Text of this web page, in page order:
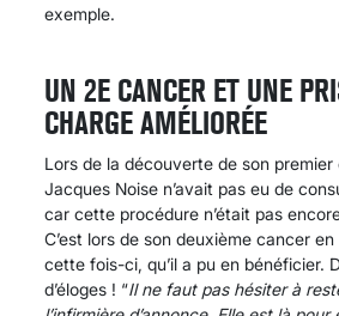
exemple.
UN 2E CANCER ET UNE
CHARGE AMÉLIORÉE
Lors de la découverte de son
Jacques Noise n’avait pas eu de
car cette procédure n’était pas
C’est lors de son deuxième cancer
cette fois-ci, qu’il a pu en bénéficier.
d’éloges ! “Il ne faut pas hésiter à